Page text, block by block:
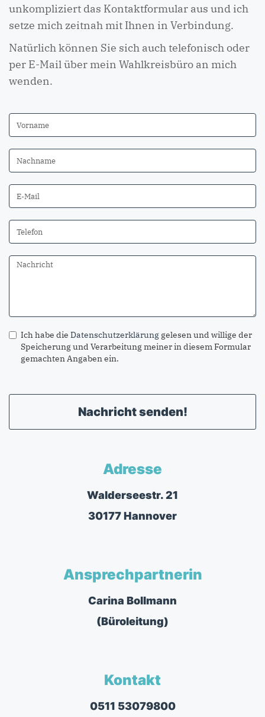
unkompliziert das Kontaktformular aus und ich
setze mich zeitnah mit Ihnen in Verbindung.
Natürlich können Sie sich auch telefonisch oder
per E-Mail über mein Wahlkreisbüro an mich
wenden.
Ich habe die Datenschutzerklärung gelesen und willige der
Speicherung und Verarbeitung meiner in diesem Formular
gemachten Angaben ein.
Nachricht senden!
Adresse
Walderseestr. 21
30177 Hannover
Ansprechpartnerin
Carina Bollmann
(Büroleitung)
Kontakt
0511 53079800